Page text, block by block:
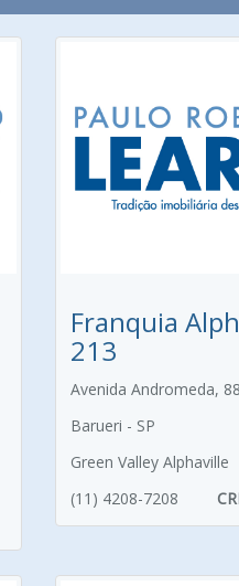
Franquia
213
Avenida Andromeda,
Barueri - SP
Green Valley Alphaville
(11) 4208-7208